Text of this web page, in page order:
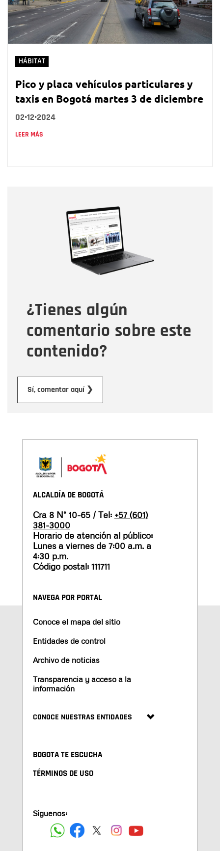
HÁBITAT
Pico y placa vehículos particulares y
taxis en Bogotá martes 3 de diciembre
02•12•2024
LEER MÁS
¿Tienes algún
comentario sobre este
contenido?
Sí, comentar aquí ❯
Correo electrónico
Tipo de comentario
Mensaje
ALCALDÍA DE BOGOTÁ
Cra 8 N° 10-65 / Tel: +57 (601)
381-3000
Horario de atención al público:
Lunes a viernes de 7:00 a.m. a
4:30 p.m.
Código postal: 111711
NAVEGA POR PORTAL
Conoce el mapa del sitio
Entidades de control
Archivo de noticias
Transparencia y acceso a la
información
CONOCE NUESTRAS ENTIDADES
BOGOTA TE ESCUCHA
TÉRMINOS DE USO
Síguenos: